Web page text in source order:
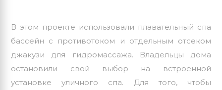
В этом проекте использовали плавательный спа
бассейн с противотоком и отдельным отсеком
джакузи для гидромассажа. Владельцы дома
остановили свой выбор на встроенной
установке уличного спа. Для того, чтобы